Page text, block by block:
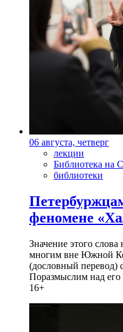
06 августа, четверг
лекции
Библиотека на
библиотеки
феномене
Значение этого
многим вне Южной
(дословный перевод)
Поразмыслим над его
16+